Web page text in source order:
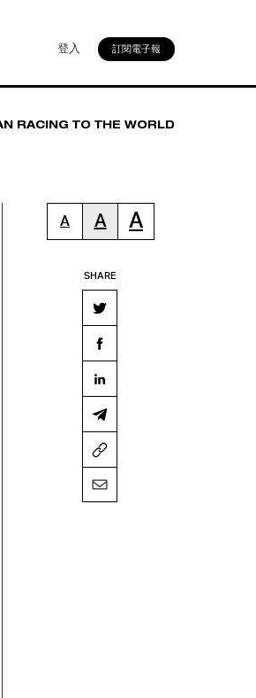
登入 訂閱電子報
RACING TO THE WORLD
A A A
SHARE